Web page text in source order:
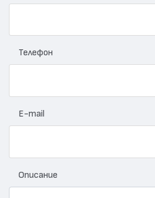
Телефон
E-mail
Описание